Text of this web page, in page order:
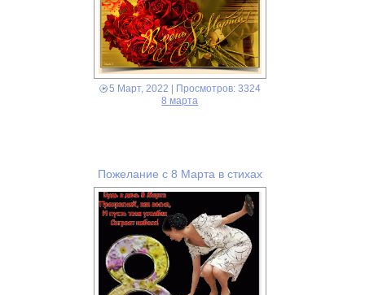
5 Март, 2022 | Просмотров: 3324
8 марта
Пожелание с 8 Марта в стихах